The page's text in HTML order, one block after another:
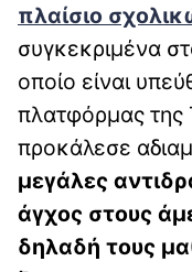
πλαίσιο
συγκεκριμένα
οποίο είναι
πλατφόρμας
προκάλεσε
μεγάλες
άγχος στους
δηλαδή τους